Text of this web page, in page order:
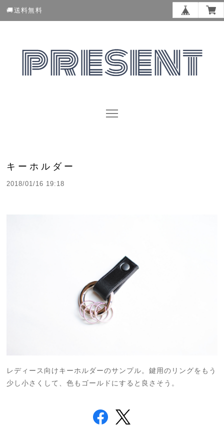
🚚送料無料
キーホルダー
2018/01/16 19:18
レディース向けキーホルダーのサンプル。鍵用のリングをもう
少し小さくして、色もゴールドにすると良さそう。